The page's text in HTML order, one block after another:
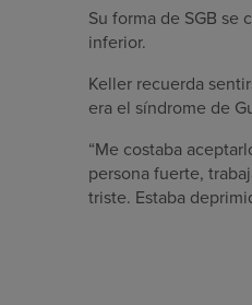
Su forma de SGB
inferior.
Keller recuerda
era el síndrome de
“Me costaba
persona fuerte,
triste. Estaba